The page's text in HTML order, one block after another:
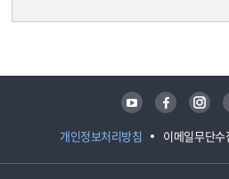
개인정보처리방침 이메일무단수
유튜브 페이스북 인스타그램